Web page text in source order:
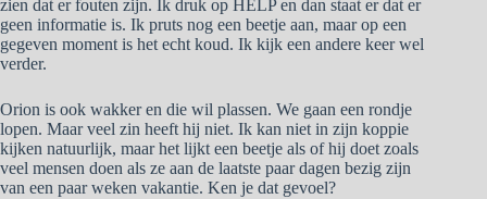
zien dat er fouten zijn. Ik druk op HELP en dan staat er dat er
geen informatie is. Ik pruts nog een beetje aan, maar op een
gegeven moment is het echt koud. Ik kijk een andere keer wel
verder.
Orion is ook wakker en die wil plassen. We gaan een rondje
lopen. Maar veel zin heeft hij niet. Ik kan niet in zijn koppie
kijken natuurlijk, maar het lijkt een beetje als of hij doet zoals
veel mensen doen als ze aan de laatste paar dagen bezig zijn
van een paar weken vakantie. Ken je dat gevoel?